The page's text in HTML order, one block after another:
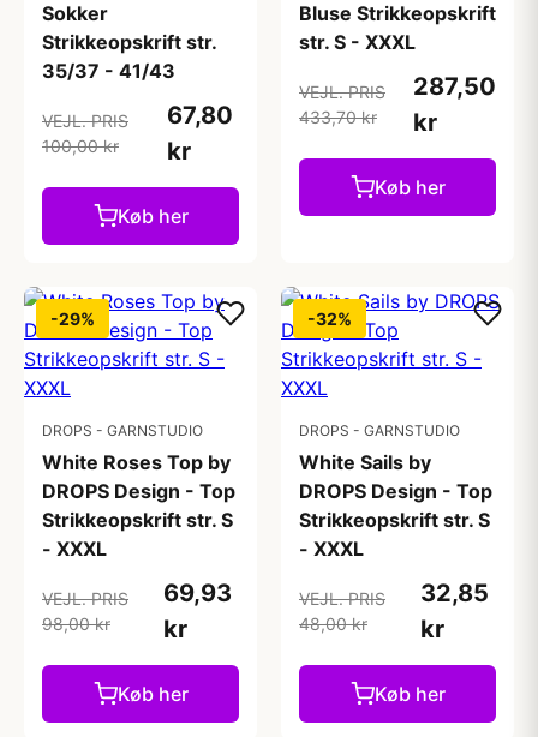
Sokker
Strikkeopskrift str.
35/37 - 41/43
VEJL. PRIS
100,00 kr
67,80
kr
Køb her
Bluse Strikkeopskrift
str. S - XXXL
VEJL. PRIS
433,70 kr
287,50
kr
Køb her
-29%
DROPS - GARNSTUDIO
White Roses Top by
DROPS Design - Top
Strikkeopskrift str. S
- XXXL
VEJL. PRIS
98,00 kr
69,93
kr
Køb her
-32%
DROPS - GARNSTUDIO
White Sails by
DROPS Design - Top
Strikkeopskrift str. S
- XXXL
VEJL. PRIS
48,00 kr
32,85
kr
Køb her